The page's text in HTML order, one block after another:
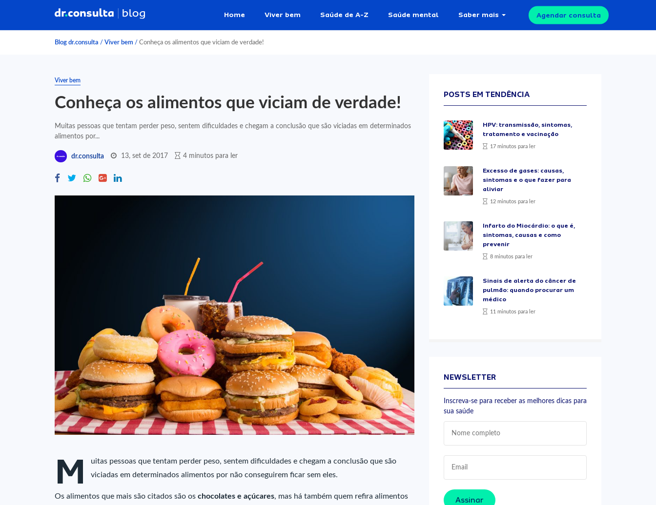
Home Viver bem Saúde de A-Z Saúde mental Saber mais Agendar consulta
Blog dr.consulta / Viver bem / Conheça os alimentos que viciam de verdade!
Viver bem
Conheça os alimentos que viciam de verdade!
Muitas pessoas que tentam perder peso, sentem dificuldades e chegam a conclusão que são viciadas em determinados
alimentos por...
dr.consulta 13, set de 2017 4 minutos para ler
M
uitas pessoas que tentam perder peso, sentem dificuldades e chegam a conclusão que são
viciadas em determinados alimentos por não conseguirem ficar sem eles.
Os alimentos que mais são citados são os chocolates e açúcares, mas há também quem refira alimentos
POSTS EM TENDÊNCIA
HPV: transmissão, sintomas,
tratamento e vacinação
17 minutos para ler
Excesso de gases: causas,
sintomas e o que fazer para
aliviar
12 minutos para ler
Infarto do Miocárdio: o que é,
sintomas, causas e como
prevenir
8 minutos para ler
Sinais de alerta do câncer de
pulmão: quando procurar um
médico
11 minutos para ler
NEWSLETTER
Inscreva-se para receber as melhores dicas para
sua saúde
Assinar